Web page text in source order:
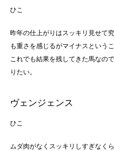
ひこ
昨年の仕上がりはスッキリ見せて
も重さを感じるがマイナスというこ
これでも結果を残してきた馬なの
りたい。
ヴェンジェンス
ひこ
ムダ肉がなくスッキリしすぎなく